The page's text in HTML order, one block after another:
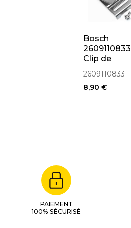
Bosch
2609110833
Clip de
Ceinture
2609110833
8,90 €
PAIEMENT
100% SÉCURISÉ